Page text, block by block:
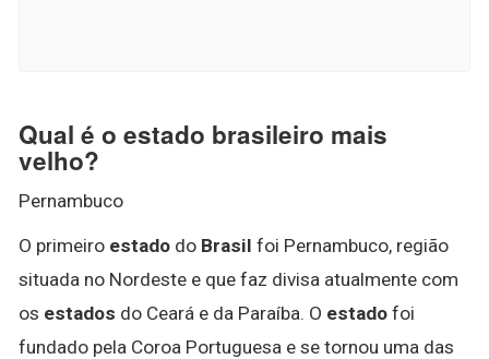
Qual é o estado brasileiro mais
velho?
Pernambuco
O primeiro estado do Brasil foi Pernambuco, região
situada no Nordeste e que faz divisa atualmente com
os estados do Ceará e da Paraíba. O estado foi
fundado pela Coroa Portuguesa e se tornou uma das